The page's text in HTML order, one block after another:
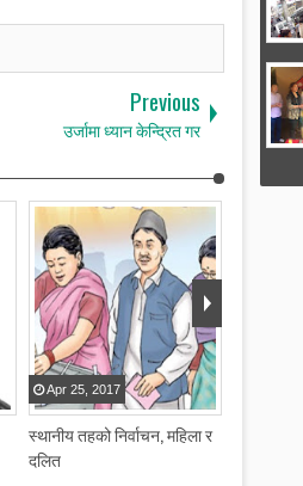
Previous
उर्जामा ध्यान केन्द्रित गर
स्थानीय तहको निर्वाचन, महिला र
दलित
Apr 25 2017